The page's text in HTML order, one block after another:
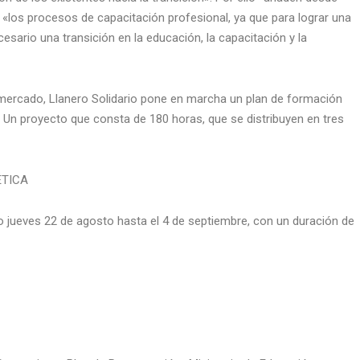
procesos de capacitación profesional, ya que para lograr una
una transición en la educación, la capacitación y la
Llanero Solidario pone en marcha un plan de formación
proyecto que consta de 180 horas, que se distribuyen en tres
22 de agosto hasta el 4 de septiembre, con un duración de